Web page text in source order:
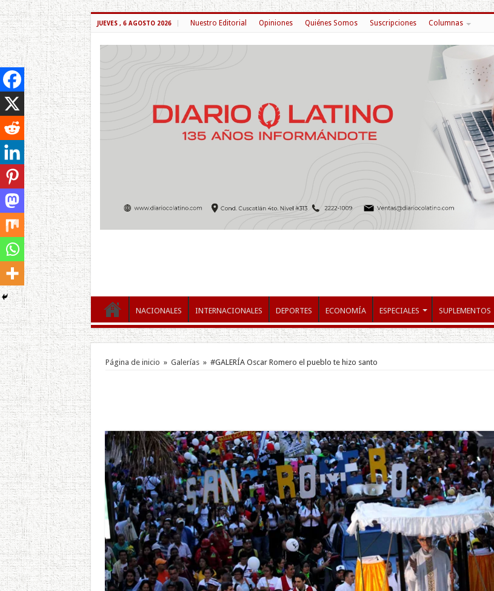
JUEVES , 6 AGOSTO 2026 Nuestro Editorial Opiniones Quiénes Somos Suscripciones Columnas
NACIONALES INTERNACIONALES DEPORTES ECONOMÍA ESPECIALES SUPLEMENTOS
Página de inicio » Galerías » #GALERÍA Oscar Romero el pueblo te hizo santo